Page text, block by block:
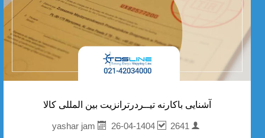
آشنایی باکارنه تیــردرترانزیت بین المللی کالا
yashar jam
26-04-1404 2641